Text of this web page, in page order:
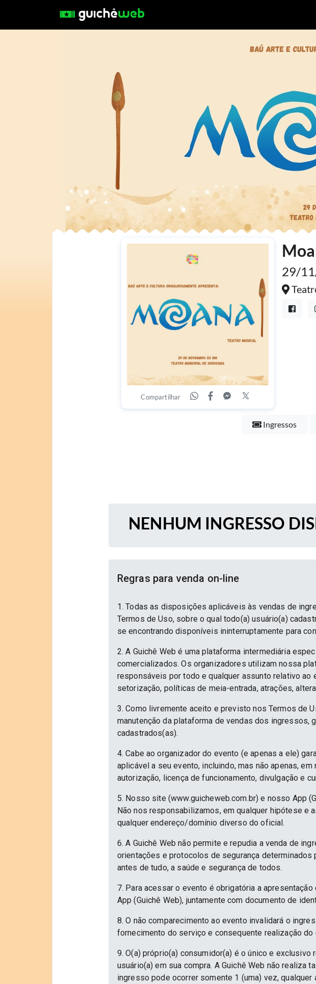
Compartilhar
29/
Ingressos
NENHUM INGRESSO
Regras para venda on-line
1. Todas as disposições aplicáveis às vendas de
Termos de Uso, sobre o qual todo(a) usuário(a)
se encontrando disponíveis ininterruptamente para
2. A Guichê Web é uma plataforma intermediária
comercializados. Os organizadores utilizam nossa
responsáveis por todo e qualquer assunto relativo ao
setorização, políticas de meia-entrada, atrações,
3. Como livremente aceito e previsto nos Termos de
manutenção da plataforma de vendas dos ingressos,
cadastrados(as).
4. Cabe ao organizador do evento (e apenas a ele)
aplicável a seu evento, incluindo, mas não apenas,
autorização, licença de funcionamento, divulgação e
5. Nosso site (www.guicheweb.com.br) e nosso App
Não nos responsabilizamos, em qualquer hipótese
qualquer endereço/domínio diverso do oficial.
6. A Guichê Web não permite e repudia a venda de
orientações e protocolos de segurança
antes de tudo, a saúde e segurança de todos.
7. Para acessar o evento é obrigatória a
App (Guichê Web), juntamente com documento de
8. O não comparecimento ao evento invalidará o
fornecimento do serviço e consequente realização do
9. O(a) próprio(a) consumidor(a) é o único e
usuário(a) em sua compra. A Guichê Web não realiza
ingresso pode ocorrer somente 1 (uma) vez,